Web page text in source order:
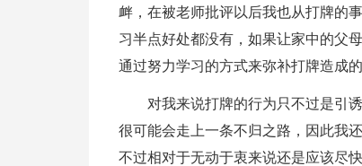
衅，在被老师批评以后我也从打牌的
习半点好处都没有，如果让家中的父
通过努力学习的方式来弥补打牌造成的
对我来说打牌的行为只不过是引
很可能会走上一条不归之路，因此我
不过相对于无动于衷来说还是应该尽